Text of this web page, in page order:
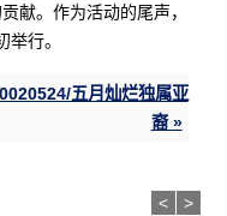
献。作为活动的尾声，
行。
五月灿烂独属亚
裔 »
< >